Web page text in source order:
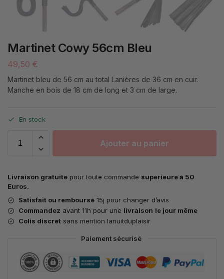
Martinet Cowy 56cm Bleu
49,50 €
Martinet bleu de 56 cm au total Lanières de 36 cm en cuir.
Manche en bois de 18 cm de long et 3 cm de large.
En stock
Ajouter au panier
Livraison gratuite pour toute commande supérieure à 50
Euros.
Satisfait ou remboursé 15j pour changer d’avis
Commandez avant 11h pour une livraison le jour même
Colis discret sans mention lanuitduplaisir
Paiement sécurisé